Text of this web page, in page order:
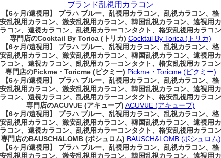
ブランド乱視用カラコン
【6ヶ月/遠視用】 プラハ ブルー、乱視用カラコン、乱視カラコン、格
安乱視用カラコン、激安乱視用カラコン、韓国乱視カラコン、遠視用カ
ラコン、遠視カラコン、乱視用カラーコンタクト、格安乱視用カラコン
専門店のCocktail By Torica (トリカ) Cocktail By Torica (トリカ)
【6ヶ月/遠視用】 プラハ ブルー、乱視用カラコン、乱視カラコン、格
安乱視用カラコン、激安乱視用カラコン、韓国乱視カラコン、遠視用カ
ラコン、遠視カラコン、乱視用カラーコンタクト、格安乱視用カラコン
専門店のPickme・Toricme (ピクミー) Pickme・Toricme (ピクミー)
【6ヶ月/遠視用】 プラハ ブルー、乱視用カラコン、乱視カラコン、格
安乱視用カラコン、激安乱視用カラコン、韓国乱視カラコン、遠視用カ
ラコン、遠視カラコン、乱視用カラーコンタクト、格安乱視用カラコン
専門店のACUVUE (アキューブ) ACUVUE (アキューブ)
【6ヶ月/遠視用】 プラハ ブルー、乱視用カラコン、乱視カラコン、格
安乱視用カラコン、激安乱視用カラコン、韓国乱視カラコン、遠視用カ
ラコン、遠視カラコン、乱視用カラーコンタクト、格安乱視用カラコン
専門店のBAUSCH&LOMB (ボシュロム) BAUSCH&LOMB (ボシュロム)
【6ヶ月/遠視用】 プラハ ブルー、乱視用カラコン、乱視カラコン、格
安乱視用カラコン、激安乱視用カラコン、韓国乱視カラコン、遠視用カ